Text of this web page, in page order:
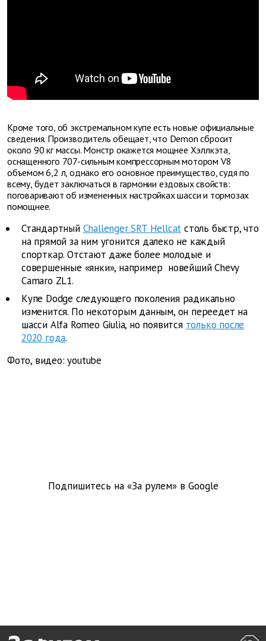
Кроме того, об экстремальном купе есть новые официальные
сведения. Производитель обещает, что Demon сбросит
около 90 кг массы. Монстр окажется мощнее Хэллкэта,
оснащенного 707-сильным компрессорным мотором V8
объемом 6,2 л, однако его основное преимущество, судя по
всему, будет заключаться в гармонии ездовых свойств:
поговаривают об измененных настройках шасси и тормозах
помощнее.
Стандартный Challenger SRT Hellcat столь быстр, что
на прямой за ним угонится далеко не каждый
спорткар. Отстают даже более молодые и
совершенные «янки», например новейший Chevy
Camaro ZL1.
Купе Dodge следующего поколения радикально
изменится. По некоторым данным, он переедет на
шасси Alfa Romeo Giulia, но появится только после
2020 года.
Фото, видео: youtube
Подпишитесь на «За рулем» в Google